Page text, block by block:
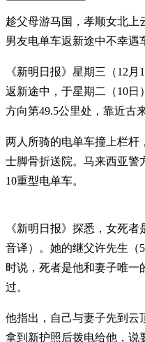
趁父母游马国，孝顺女北上
男友电单车返新途中不幸遇
《新明日报》星期三（12
返新途中，于星期二（10日
方向第49.5公里处，靠近古
两人所骑的电单车撞上栏杆，
士脚骨折送院。马来西亚警
10重型电单车。
《新明日报》探悉，女死者
音译）。她的继父许先生（
时说，死者是他和妻子唯一
过。
他指出，自己与妻子先到云
拿到新护照后拨电给他，说